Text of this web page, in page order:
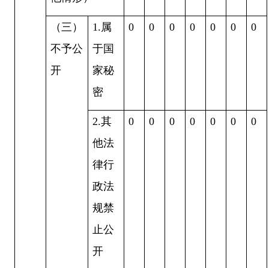
（三）
不予公
开
1.属
于国
家秘
密
0 0 0 0 0 0 0
2.其
他法
律行
政法
规禁
止公
开
0 0 0 0 0 0 0